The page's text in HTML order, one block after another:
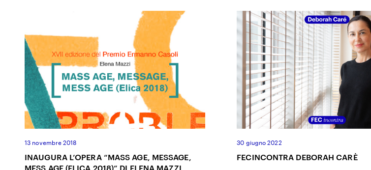
13 novembre 2018
INAUGURA L’OPERA “MASS AGE, MESSAGE,
MESS AGE (ELICA 2018)” DI ELENA MAZZI
30 giugno 2022
FECINCONTRA DEBORAH CARÈ